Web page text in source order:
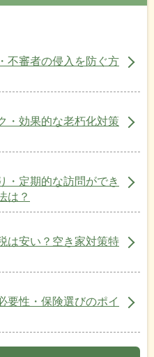
不審者の侵入を防ぐ方
・効果的な老朽化対策
・定期的な訪問ができ
は？
は安い？空き家対策特
要性・保険選びのポイ